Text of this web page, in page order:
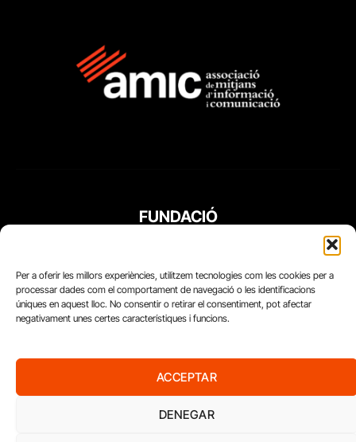
Per a oferir les millors experiències, utilitzem tecnologies com les cookies per a
processar dades com el comportament de navegació o les identificacions
úniques en aquest lloc. No consentir o retirar el consentiment, pot afectar
negativament unes certes característiques i funcions.
ACCEPTAR
DENEGAR
FUNDACIÓ